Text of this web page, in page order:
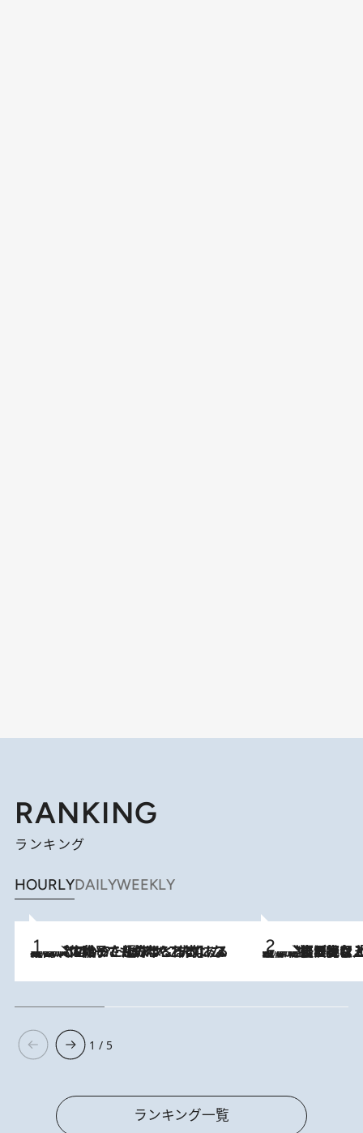
RANKING
ランキング
HOURLYDAILYWEEKLY
2026.8.5
【阿川佐和子さんの年とる力】なぜ70代で始めた趣味は“こんなに楽しい”のか？ ピアノ、俳句…スランプに陥っても続けられる“ある秘訣”とは 2026.8.5
【なぜ吉沢亮は「気配を消せる」のか？】興行収入208億の『国宝』を経て挑むミュージカル『ディア・エヴァン・ハンセン』。トップ俳優が舞台上でさらけ出した“孤独”とは
1 / 5
ランキング一覧